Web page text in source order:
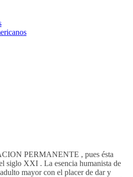
PERMANENTE , pues ésta
siglo XXI . La esencia humanista de
mayor con el placer de dar y